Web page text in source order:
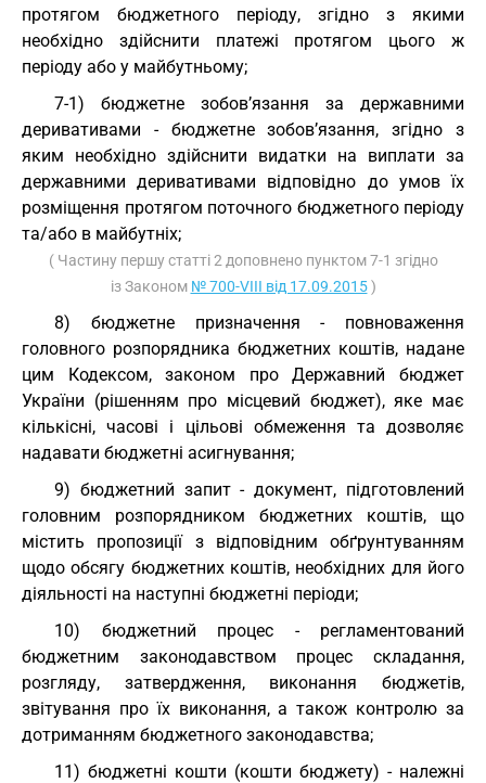
протягом бюджетного періоду, згідно з якими
необхідно здійснити платежі протягом цього ж
періоду або у майбутньому;
7-1) бюджетне зобов’язання за державними
деривативами - бюджетне зобов’язання, згідно з
яким необхідно здійснити видатки на виплати за
державними деривативами відповідно до умов їх
розміщення протягом поточного бюджетного періоду
та/або в майбутніх;
( Частину першу статті 2 доповнено пунктом 7-1 згідно
із Законом № 700-VIII від 17.09.2015)
8) бюджетне призначення - повноваження
головного розпорядника бюджетних коштів, надане
цим Кодексом, законом про Державний бюджет
України (рішенням про місцевий бюджет), яке має
кількісні, часові і цільові обмеження та дозволяє
надавати бюджетні асигнування;
9) бюджетний запит - документ, підготовлений
головним розпорядником бюджетних коштів, що
містить пропозиції з відповідним обґрунтуванням
щодо обсягу бюджетних коштів, необхідних для його
діяльності на наступні бюджетні періоди;
10) бюджетний процес - регламентований
бюджетним законодавством процес складання,
розгляду, затвердження, виконання бюджетів,
звітування про їх виконання, а також контролю за
дотриманням бюджетного законодавства;
11) бюджетні кошти (кошти бюджету) - належні